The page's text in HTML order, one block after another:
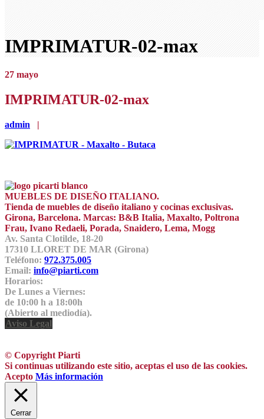
IMPRIMATUR-02-max
27 mayo
IMPRIMATUR-02-max
admin |
MUEBLES DE DISEÑO ITALIANO.
Tienda de muebles de diseño italiano y cocinas exclusivas.
Girona, Barcelona. Marcas: B&B Italia, Maxalto, Poltrona
Frau, Ivano Redaeli, Porada, Snaidero, Lema, Mogg
Av. Santa Clotilde, 18-20
17310 LLORET DE MAR (Girona)
Teléfono: 972.375.005
Email: info@piarti.com
Horarios:
De Lunes a Viernes:
de 10:00 h a 18:00h
(Abierto al mediodía).
Aviso Legal
© Copyright Piarti
Si continuas utilizando este sitio, aceptas el uso de las cookies.
Acepto Más información
Cerrar